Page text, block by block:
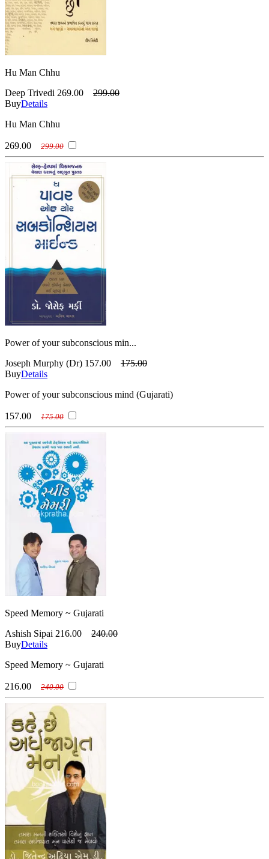
Hu Man Chhu
Deep Trivedi 269.00
299.00
BuyDetails
Hu Man Chhu
269.00 299.00
Power of your subconscious min...
Joseph Murphy (Dr) 157.00
175.00
BuyDetails
Power of your subconscious mind (Gujarati)
157.00 175.00
Speed Memory ~ Gujarati
Ashish Sipai 216.00
240.00
BuyDetails
Speed Memory ~ Gujarati
216.00 240.00